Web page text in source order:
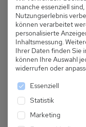
manche essenziell
Nutzungserlebnis
können verarbeitet
personalisierte
Inhaltsmessung.
Ihrer Daten finden Sie
können Ihre Auswahl
widerrufen oder
Es folgt eine
Essenziell
Statistik
Marketing